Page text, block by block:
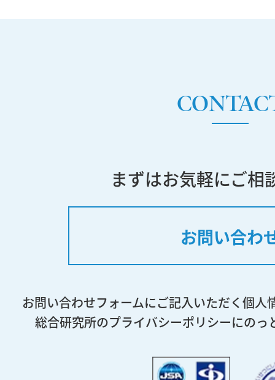
まずはお気軽にご相
お問い合わ
お問い合わせフォームにご記入いただく個人
総合研究所のプライバシーポリシーにのっ